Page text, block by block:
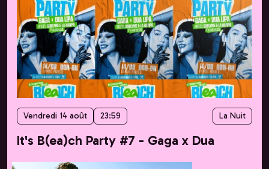
Vendredi 14 août 23:59 La Nuit
It's B(ea)ch Party #7 - Gaga x Dua